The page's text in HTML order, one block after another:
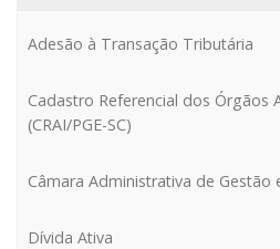
Adesão à Transação Tributária
Cadastro Referencial dos Órgãos
(CRAI/PGE-SC)
Câmara Administrativa de Gestão
Dívida Ativa